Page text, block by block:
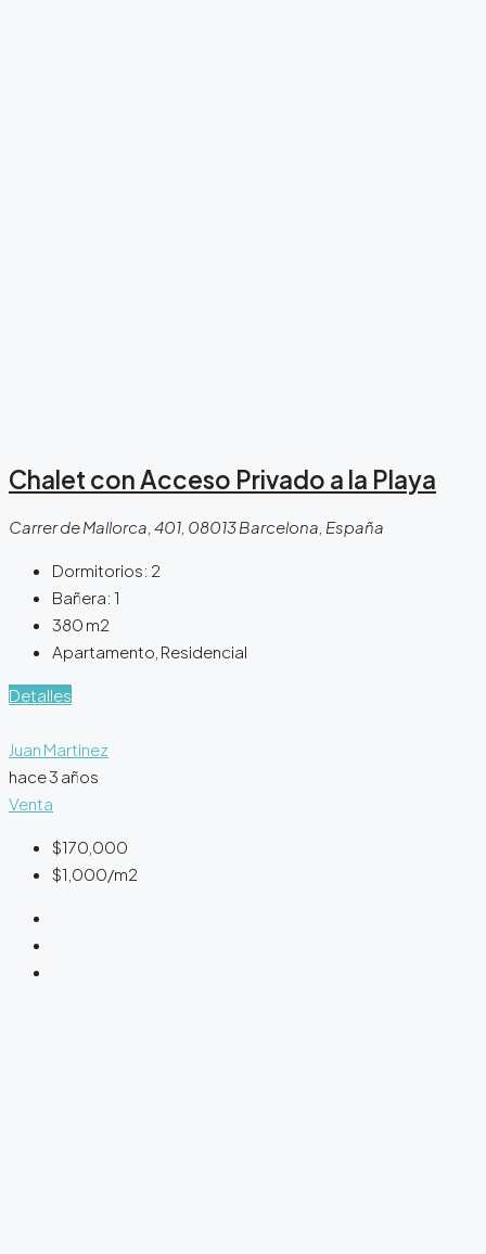
Chalet con Acceso Privado a la Playa
Carrer de Mallorca, 401, 08013 Barcelona, España
Dormitorios: 2
Bañera: 1
380 m2
Apartamento, Residencial
Detalles
Juan Martinez
hace 3 años
Venta
$170,000
$1,000/m2